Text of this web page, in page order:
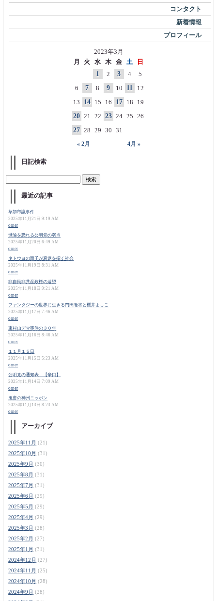
コンタクト
新着情報
プロフィール
2023年3月
月
火 水 木 金 土 日
« 2月 4月 »
1 2 3 4
5
6
7 8 9 10 11
12
13
14 15 16 17 18
19
20 21 22 23 24 25 26
27 28 29 30 31
日記検索
最近の記事
草加市議事件
2025年11月21日 9:19 AM
orner
世論を恐れる公明党の弱点
2025年11月20日 6:49 AM
orner
ネトウヨの面子が衰退を招く社会
2025年11月19日 8:31 AM
orner
非自民非共産政権の遠望
2025年11月18日 9:21 AM
orner
ファンタジーの世界に生きる門田隆将と櫻井よしこ
2025年11月17日 7:46 AM
orner
東村山デマ事件の３０年
2025年11月16日 8:46 AM
orner
１１月１５日
2025年11月15日 5:23 AM
orner
公明党の通知表 【辛口】
2025年11月14日 7:09 AM
orner
鬼畜の神州ニッポン
2025年11月13日 8:23 AM
orner
アーカイブ
2025年11月 (21)
2025年10月 (31)
2025年9月 (30)
2025年8月 (31)
2025年7月 (31)
2025年6月 (29)
2025年5月 (29)
2025年4月 (29)
2025年3月 (28)
2025年2月 (27)
2025年1月 (31)
2024年12月 (27)
2024年11月 (25)
2024年10月 (28)
2024年9月 (28)